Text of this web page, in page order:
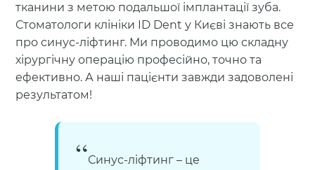
тканини з метою подальшої імплантації зуба.
Стоматологи клініки ID Dent у Києві знають все
про синус-ліфтинг. Ми проводимо цю складну
хірургічну операцію професійно, точно та
ефективно. А наші пацієнти завжди задоволені
результатом!
Синус-ліфтинг – це